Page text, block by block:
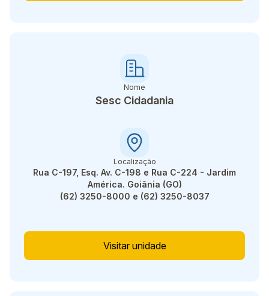
Nome
Sesc Cidadania
Localização
Rua C-197, Esq. Av. C-198 e Rua C-224 - Jardim
América. Goiânia (GO)
(62) 3250-8000 e (62) 3250-8037
Visitar unidade